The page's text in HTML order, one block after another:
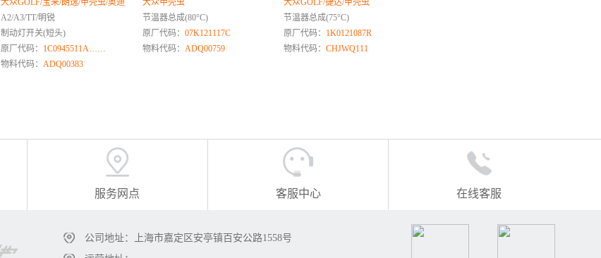
A2/A3/TT/明锐
制动灯开关(短头)
原厂代码： 1C0945511A……
物料代码： ADQ00383
节温器总成(80°C)
原厂代码： 07K121117C
物料代码：
ADQ00759
节温器总成(75°C)
原厂代码： 1K0121087R
物料代码：CHJWQ111
服务网点 客服中心 在线客服
公司地址：上海市嘉定区安亭镇百安公路1558号